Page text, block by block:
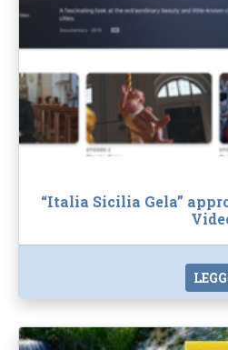
“Italia Sicilia Gela”